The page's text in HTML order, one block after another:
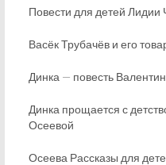
Повести для детей Лидии
Васёк Трубачёв и его
Динка — повесть
Динка прощается с
Осеевой
Осеева Рассказы для